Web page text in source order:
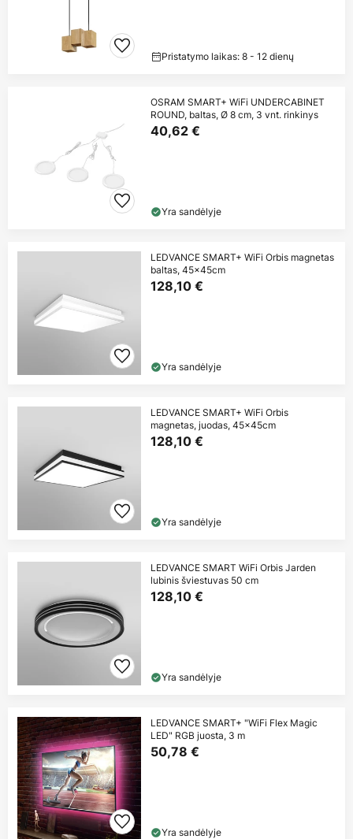
Pristatymo laikas: 8 - 12 dienų
OSRAM SMART+ WiFi UNDERCABINET
ROUND, baltas, Ø 8 cm, 3 vnt. rinkinys
40,62 €
Yra sandėlyje
LEDVANCE SMART+ WiFi Orbis magnetas
baltas, 45x45cm
128,10 €
Yra sandėlyje
LEDVANCE SMART+ WiFi Orbis
magnetas, juodas, 45x45cm
128,10 €
Yra sandėlyje
LEDVANCE SMART WiFi Orbis Jarden
lubinis šviestuvas 50 cm
128,10 €
Yra sandėlyje
LEDVANCE SMART+ "WiFi Flex Magic
LED" RGB juosta, 3 m
50,78 €
Yra sandėlyje